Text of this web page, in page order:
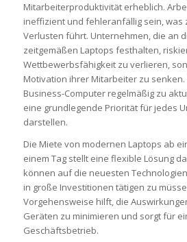
Mitarbeiterproduktivität erheblich.
ineffizient und fehleranfällig sein, was
Verlusten führt. Unternehmen, die an
zeitgemäßen Laptops festhalten,
Wettbewerbsfähigkeit zu verlieren,
Motivation ihrer Mitarbeiter zu senken.
Business-Computer regelmäßig zu
eine grundlegende Priorität für jedes
darstellen.
Die Miete von modernen Laptops ab
einem Tag stellt eine flexible Lösung
können auf die neuesten
in große Investitionen tätigen zu
Vorgehensweise hilft, die
Geräten zu minimieren und sorgt für
Geschäftsbetrieb.